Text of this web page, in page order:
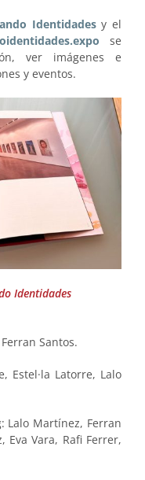
Identidadesy el
se
ver imágenes e
y eventos.
Identidades
Santos.
Estel·la Latorre, Lalo
Lalo Martínez, Ferran
Eva Vara, Rafi Ferrer,